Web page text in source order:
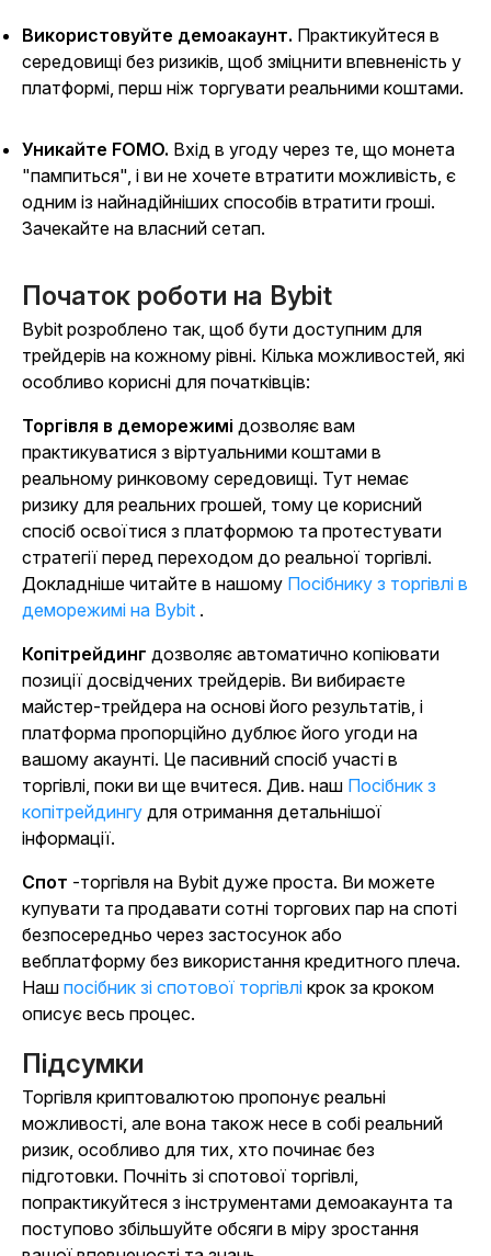
Використовуйте демоакаунт. Практикуйтеся в
середовищі без ризиків, щоб зміцнити впевненість у
платформі, перш ніж торгувати реальними коштами.
Уникайте FOMO. Вхід в угоду через те, що монета
"пампиться", і ви не хочете втратити можливість, є
одним із найнадійніших способів втратити гроші.
Зачекайте на власний сетап.
Початок роботи на Bybit
Bybit розроблено так, щоб бути доступним для
трейдерів на кожному рівні. Кілька можливостей, які
особливо корисні для початківців:
Торгівля в деморежимі дозволяє вам
практикуватися з віртуальними коштами в
реальному ринковому середовищі. Тут немає
ризику для реальних грошей, тому це корисний
спосіб освоїтися з платформою та протестувати
стратегії перед переходом до реальної торгівлі.
Докладніше читайте в нашому Посібнику з торгівлі в
деморежимі на Bybit .
Копітрейдинг дозволяє автоматично копіювати
позиції досвідчених трейдерів. Ви вибираєте
майстер-трейдера на основі його результатів, і
платформа пропорційно дублює його угоди на
вашому акаунті. Це пасивний спосіб участі в
торгівлі, поки ви ще вчитеся. Див. наш Посібник з
копітрейдингу для отримання детальнішої
інформації.
Спот -торгівля на Bybit дуже проста. Ви можете
купувати та продавати сотні торгових пар на споті
безпосередньо через застосунок або
вебплатформу без використання кредитного плеча.
Наш посібник зі спотової торгівлі крок за кроком
описує весь процес.
Підсумки
Торгівля криптовалютою пропонує реальні
можливості, але вона також несе в собі реальний
ризик, особливо для тих, хто починає без
підготовки. Почніть зі спотової торгівлі,
попрактикуйтеся з інструментами демоакаунта та
поступово збільшуйте обсяги в міру зростання